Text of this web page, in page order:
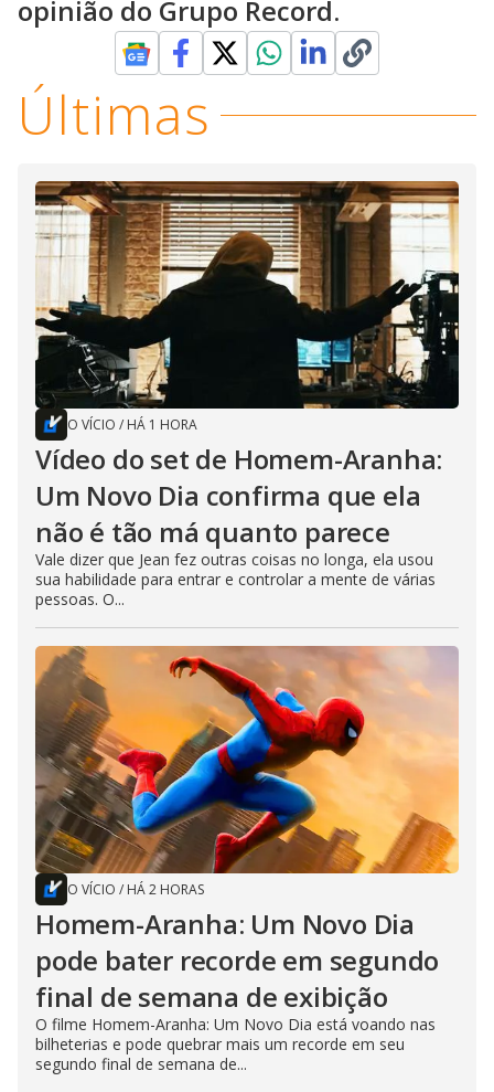
opinião do Grupo Record.
Últimas
O VÍCIO / HÁ 1 HORA
Vídeo do set de Homem-Aranha:
Um Novo Dia confirma que ela
não é tão má quanto parece
Vale dizer que Jean fez outras coisas no longa, ela usou
sua habilidade para entrar e controlar a mente de várias
pessoas. O...
O VÍCIO / HÁ 2 HORAS
Homem-Aranha: Um Novo Dia
pode bater recorde em segundo
final de semana de exibição
O filme Homem-Aranha: Um Novo Dia está voando nas
bilheterias e pode quebrar mais um recorde em seu
segundo final de semana de...